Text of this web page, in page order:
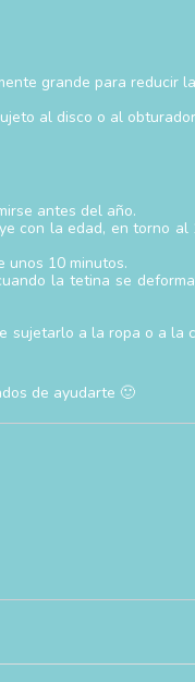
grande para reducir
al disco o al
antes del año.
con la edad, en torno
unos 10 minutos.
la tetina se
a la ropa o a la
de ayudarte 🙂